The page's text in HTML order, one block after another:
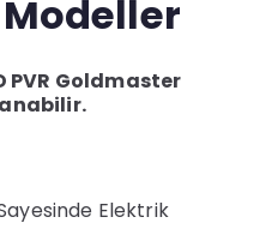
PVR Goldmaster
Elektrik